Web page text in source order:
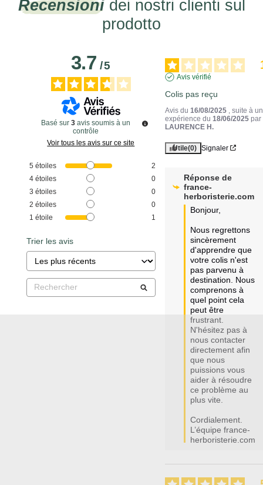
Recensionidei nostri clienti sul
prodotto
3.7/5
Basé sur 3 avis soumis à un
contrôle
Voir tous les avis sur ce site
5 étoiles
2
4 étoiles
0
3 étoiles
0
2 étoiles
0
1 étoile 1
Trier les avis
Avis vérifié
Colis pas reçu
Avis du 16/08/2025
, suite à
expérience du 18/06/2025 par
LAURENCE H.
Utile(0) Signaler
Réponse de
france-
herboristerie.com
Bonjour,
Nous regrettons
sincèrement
d'apprendre que
votre colis n'est
pas parvenu à
destination. Nous
comprenons à
quel point cela
peut être
frustrant.
N'hésitez pas à
nous contacter
directement afin
que nous
puissions vous
aider à résoudre
ce problème au
plus vite.
Cordialement.
L’équipe france-
herboristerie.com